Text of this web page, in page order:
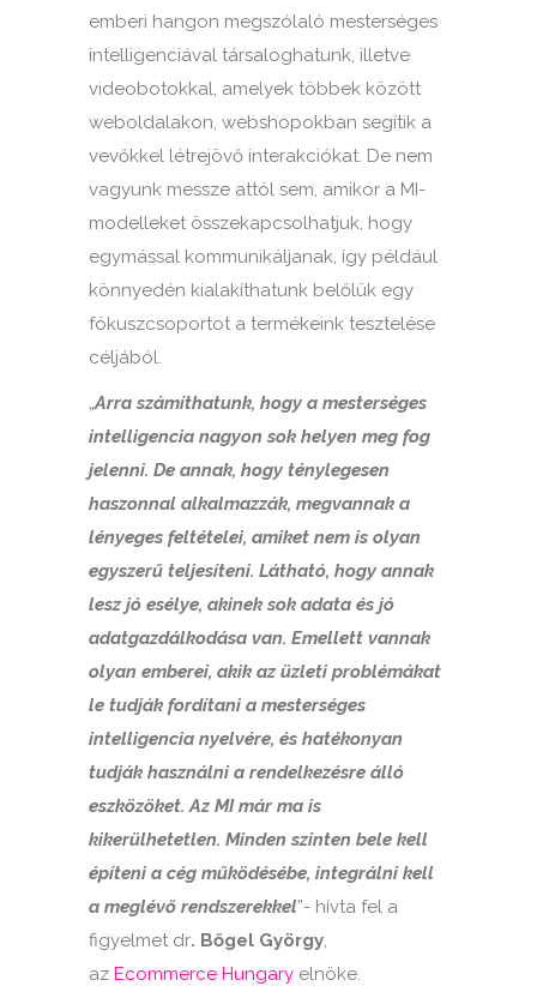
emberi hangon megszólaló mesterséges
intelligenciával társaloghatunk, illetve
videobotokkal, amelyek többek között
weboldalakon, webshopokban segítik a
vevőkkel létrejövő interakciókat. De nem
vagyunk messze attól sem, amikor a MI-
modelleket összekapcsolhatjuk, hogy
egymással kommunikáljanak, így például
könnyedén kialakíthatunk belőlük egy
fókuszcsoportot a termékeink tesztelése
céljából.
„Arra számíthatunk, hogy a mesterséges
intelligencia nagyon sok helyen meg fog
jelenni. De annak, hogy ténylegesen
haszonnal alkalmazzák, megvannak a
lényeges feltételei, amiket nem is olyan
egyszerű teljesíteni. Látható, hogy annak
lesz jó esélye, akinek sok adata és jó
adatgazdálkodása van. Emellett vannak
olyan emberei, akik az üzleti problémákat
le tudják fordítani a mesterséges
intelligencia nyelvére, és hatékonyan
tudják használni a rendelkezésre álló
eszközöket. Az MI már ma is
kikerülhetetlen. Minden szinten bele kell
építeni a cég működésébe, integrálni kell
a meglévő rendszerekkel”- hívta fel a
figyelmet dr. Bőgel György,
az Ecommerce Hungary elnöke.